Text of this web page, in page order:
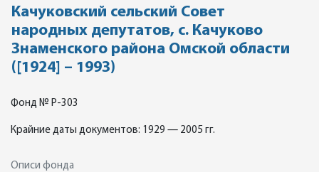
Качуковский сельский Совет
народных депутатов, с. Качуково
Знаменского района Омской области
([1924] – 1993)
Фонд № Р-303
Крайние даты документов: 1929 — 2005 гг.
Описи фонда